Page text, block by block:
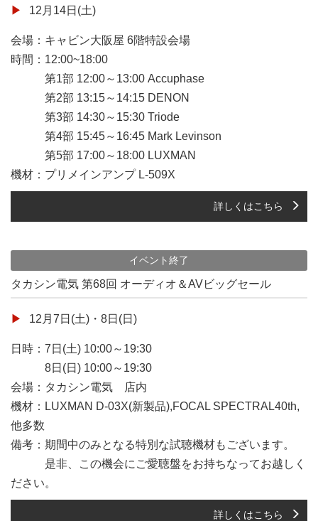
12月14日(土)
会場：キャビン大阪屋 6階特設会場
時間：12:00~18:00
第1部 12:00～13:00 Accuphase
第2部 13:15～14:15 DENON
第3部 14:30～15:30 Triode
第4部 15:45～16:45 Mark Levinson
第5部 17:00～18:00 LUXMAN
機材：プリメインアンプ L-509X
詳しくはこちら
イベント終了
タカシン電気 第68回 オーディオ＆AVビッグセール
12月7日(土)・8日(日)
日時：7日(土) 10:00～19:30
8日(日) 10:00～19:30
会場：タカシン電気 店内
機材：LUXMAN D-03X(新製品),FOCAL SPECTRAL40th,
他多数
備考：期間中のみとなる特別な試聴機材もございます。
是非、この機会にご愛聴盤をお持ちなってお越しく
ださい。
詳しくはこちら